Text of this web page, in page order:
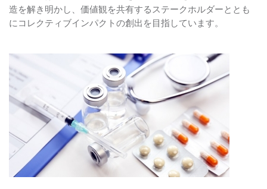
造を解き明かし、価値観を共有するステークホルダーととも
にコレクティブインパクトの創出を目指しています。